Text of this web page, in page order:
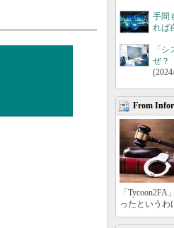
手間
れば
「
ぜ？
From
「
ったというわ